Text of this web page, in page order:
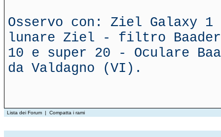
Osservo con: Ziel Galaxy
lunare Ziel - filtro Baader
10 e super 20 - Oculare
da Valdagno (VI).
Lista dei Forum | Compatta i rami